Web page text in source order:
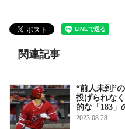
関連記事
“前人未到”
投げられな
的な「183」
2023.08.28